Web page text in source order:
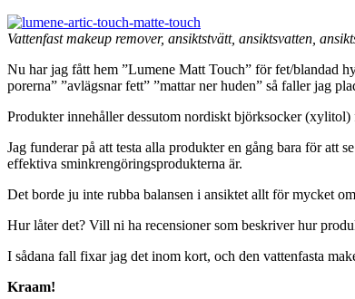
Vattenfast makeup remover, ansiktstvätt, ansiktsvatten,
Nu har jag fått hem ”Lumene Matt Touch” för fet/blandad
porerna” ”avlägsnar fett” ”mattar ner huden” så faller jag
Produkter innehåller dessutom nordiskt björksocker (xylitol)
Jag funderar på att testa alla produkter en gång bara för att
effektiva sminkrengöringsprodukterna är.
Det borde ju inte rubba balansen i ansiktet allt för mycket
Hur låter det? Vill ni ha recensioner som beskriver hur
I sådana fall fixar jag det inom kort, och den vattenfasta
Kraam!